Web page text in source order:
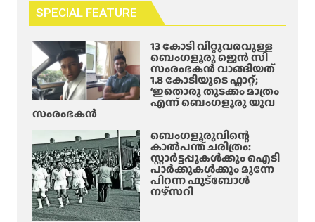
SPECIAL FEATURE
13 കോടി വിറ്റുവരവുള്ള
ബെംഗളൂരു ജെൻ സി
സംരംഭകൻ വാങ്ങിയത്
1.8 കോടിയുടെ ഫ്ലാറ്റ്;
‘ഇതൊരു തുടക്കം മാത്രം
എന്ന് ബെംഗളൂരു യുവ
സംരംഭകൻ
ബെംഗളൂരുവിന്റെ
കാൽപന്ത് ചരിത്രം:
സ്റ്റാർട്ടപ്പുകൾക്കും ഐടി
പാർക്കുകൾക്കും മുന്നേ
പിറന്ന ഫുട്ബോൾ
നഴ്സറി